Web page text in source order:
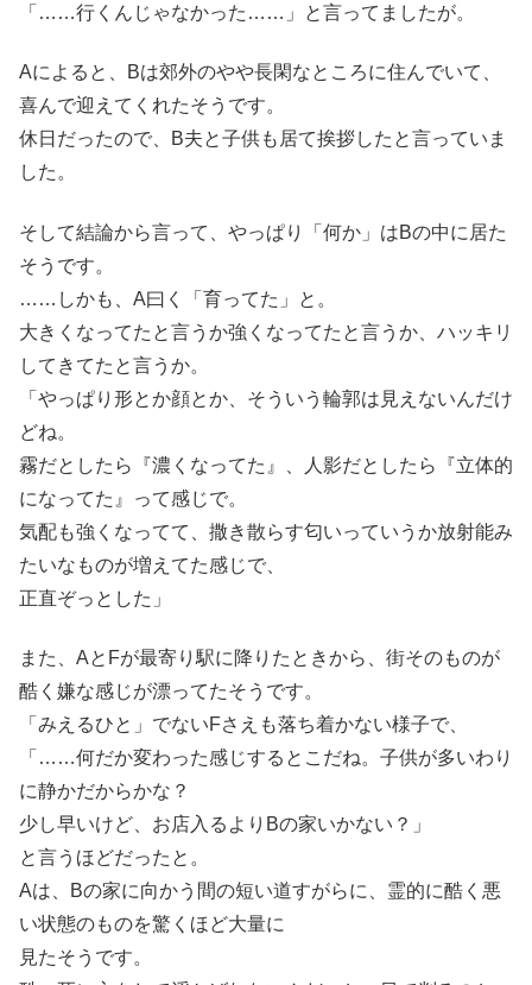
「……行くんじゃなかった……」と言ってましたが。
Aによると、Bは郊外のやや長閑なところに住んでいて、
喜んで迎えてくれたそうです。
休日だったので、B夫と子供も居て挨拶したと言っていま
した。
そして結論から言って、やっぱり「何か」はBの中に居た
そうです。
……しかも、A曰く「育ってた」と。
大きくなってたと言うか強くなってたと言うか、ハッキリ
してきてたと言うか。
「やっぱり形とか顔とか、そういう輪郭は見えないんだけ
どね。
霧だとしたら『濃くなってた』、人影だとしたら『立体的
になってた』って感じで。
気配も強くなってて、撒き散らす匂いっていうか放射能み
たいなものが増えてた感じで、
正直ぞっとした」
また、AとFが最寄り駅に降りたときから、街そのものが
酷く嫌な感じが漂ってたそうです。
「みえるひと」でないFさえも落ち着かない様子で、
「……何だか変わった感じするとこだね。子供が多いわり
に静かだからかな？
少し早いけど、お店入るよりBの家いかない？」
と言うほどだったと。
Aは、Bの家に向かう間の短い道すがらに、霊的に酷く悪
い状態のものを驚くほど大量に
見たそうです。